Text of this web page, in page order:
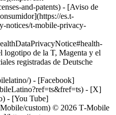
and-patents) - [Aviso de
es.t-
notices/t-mobile-privacy-
logotipo de la T, Magenta y el
registradas de Deutsche
) - [Facebook]
- [X]
- [You Tube]
custom) © 2026 T‑Mobile